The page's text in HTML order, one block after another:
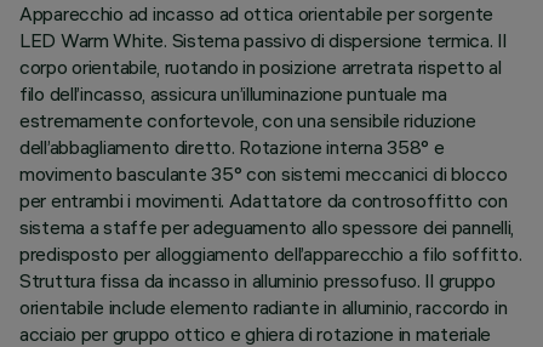
Apparecchio ad incasso ad ottica orientabile per sorgente
LED Warm White. Sistema passivo di dispersione termica. Il
corpo orientabile, ruotando in posizione arretrata rispetto al
filo dell’incasso, assicura un’illuminazione puntuale ma
estremamente confortevole, con una sensibile riduzione
dell’abbagliamento diretto. Rotazione interna 358° e
movimento basculante 35° con sistemi meccanici di blocco
per entrambi i movimenti. Adattatore da controsoffitto con
sistema a staffe per adeguamento allo spessore dei pannelli,
predisposto per alloggiamento dell’apparecchio a filo soffitto.
Struttura fissa da incasso in alluminio pressofuso. Il gruppo
orientabile include elemento radiante in alluminio, raccordo in
acciaio per gruppo ottico e ghiera di rotazione in materiale